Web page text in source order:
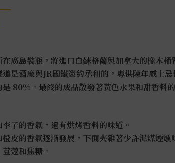
在廣島裝瓶，將進口自蘇格蘭與加拿大的橡木
是酒廠與JR國鐵簽約承租的，專供陳年威士
是 80%。 最終的成品散發著黃色水果和甜香料
子的香氣，還有烘烤香料的味道。
皮的香氣逐漸發展，下面夾雜著少許泥煤煙燻
蔻和焦糖。